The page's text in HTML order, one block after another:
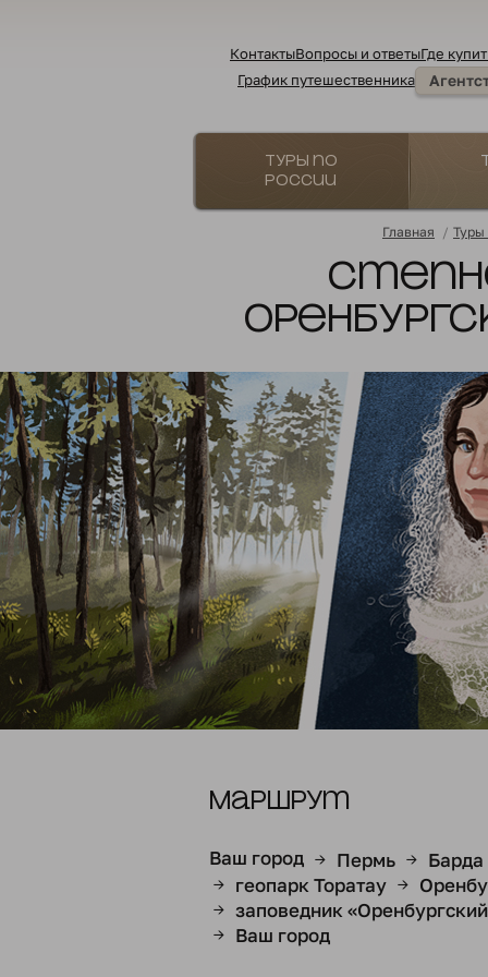
КонтактыВопросы и ответыГде
График путешественника
Туры по
России
Главная / Туры
Маршрут
Ваш город → Пермь → Барда
→ геопарк Торатау →
→ заповедник
→ Ваш город